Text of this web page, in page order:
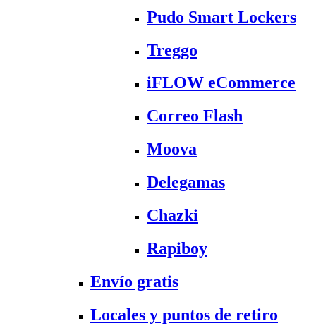
Pudo Smart Lockers
Treggo
iFLOW eCommerce
Correo Flash
Moova
Delegamas
Chazki
Rapiboy
Envío gratis
Locales y puntos de retiro